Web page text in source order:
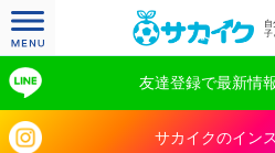
自
子
友達登録で最新情
サカイクのイン